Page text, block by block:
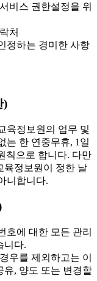
비스 권한설정을 위
처
정하는 경미한 사항
)
육정보원의 업무 및
는 한 연중무휴, 1일
칙으로 합니다. 다만
육정보원이 정한 날
니합니다.
에 대한 모든 관리
니다.
우를 제외하고는 이
유, 양도 또는 변경할